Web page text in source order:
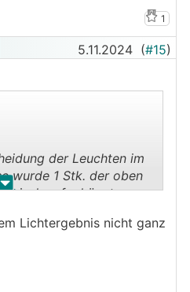
1
5.11.2024 (#15)
.
der Leuchten im
wurde 1 Stk. der oben
aufgehängt, waren
Lichtergebnis nicht ganz